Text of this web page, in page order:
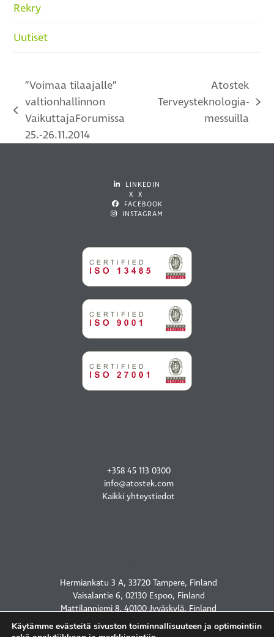
Rekry
Uutiset
previous
post:
”Voimaa tilaajalle”
valtionhallinnon
VaikuttajaForumissa
25.-26.11.2014
next
Atostek
Terveysteknologia-
messuilla
LINKEDIN
X X
FACEBOOK
INSTAGRAM
+358 45 113 0300
info@atostek.com
Kaikki yhteystiedot
Hermiankatu 3 A, 33720 Tampere, Finland
Vaisalantie 6, 02130 Espoo, Finland
Mattilanniemi 8, 40100 Jyväskylä, Finland
2450 Holcombe Blvd, Houston, TX 77021, USA
Käytämme evästeitä sivuston toiminnallisuuteen ja optimointiin